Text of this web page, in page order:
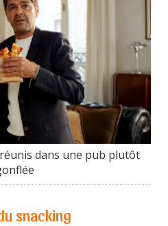
dans une pub plutôt
snacking